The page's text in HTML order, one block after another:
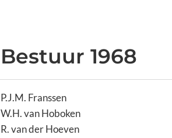
Bestuur 1968
P.J.M. Franssen
W.H. van Hoboken
R. van der Hoeven